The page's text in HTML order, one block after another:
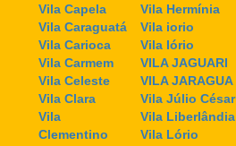
Vila Capela
Vila Caraguatá
Vila Carioca
Vila Carmem
Vila Celeste
Vila Clara
Vila
Clementino
Vila Hermínia
Vila iorio
Vila Iório
VILA JAGUARI
VILA JARAGUA
Vila Júlio César
Vila Liberlândia
Vila Lório